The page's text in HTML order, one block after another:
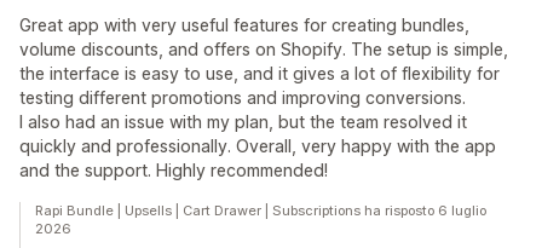
Great app with very useful features for creating bundles,
volume discounts, and offers on Shopify. The setup is simple,
the interface is easy to use, and it gives a lot of flexibility for
testing different promotions and improving conversions.
I also had an issue with my plan, but the team resolved it
quickly and professionally. Overall, very happy with the app
and the support. Highly recommended!
Rapi Bundle | Upsells | Cart Drawer | Subscriptions ha risposto 6 luglio
2026